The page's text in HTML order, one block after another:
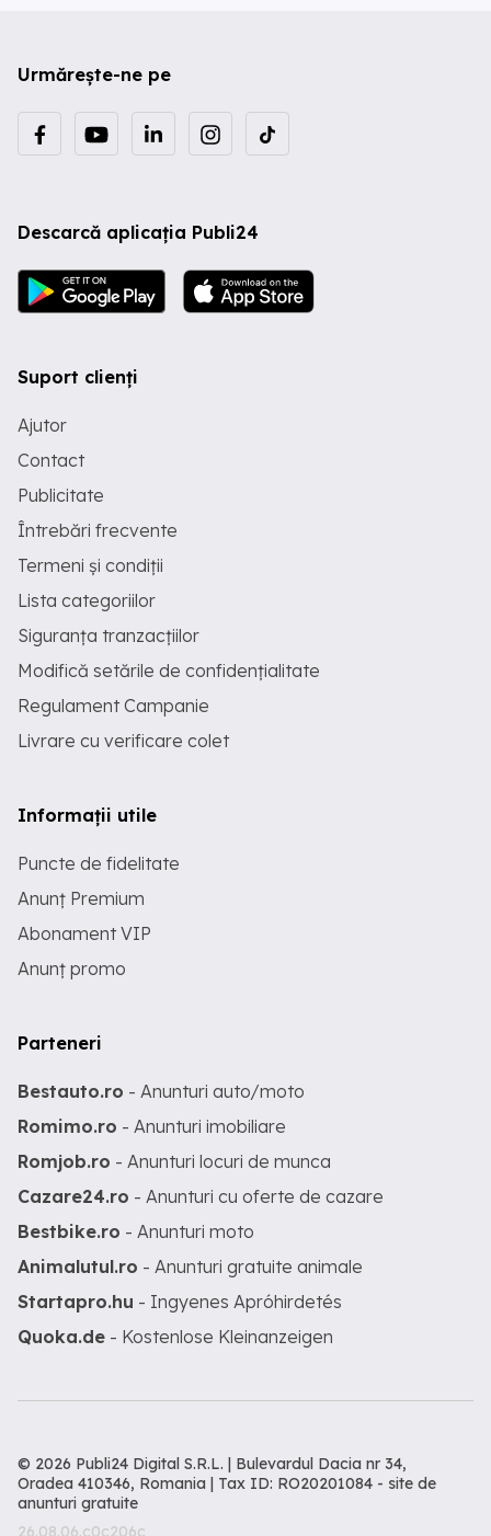
Urmărește-ne pe
Descarcă aplicația Publi24
Suport clienți
Ajutor
Contact
Publicitate
Întrebări frecvente
Termeni și condiții
Lista categoriilor
Siguranța tranzacțiilor
Modifică setările de confidențialitate
Regulament Campanie
Livrare cu verificare colet
Informații utile
Puncte de fidelitate
Anunț Premium
Abonament VIP
Anunț promo
Parteneri
Bestauto.ro - Anunturi auto/moto
Romimo.ro - Anunturi imobiliare
Romjob.ro - Anunturi locuri de munca
Cazare24.ro - Anunturi cu oferte de cazare
Bestbike.ro - Anunturi moto
Animalutul.ro - Anunturi gratuite animale
Startapro.hu - Ingyenes Apróhirdetés
Quoka.de - Kostenlose Kleinanzeigen
© 2026 Publi24 Digital S.R.L. | Bulevardul Dacia nr 34,
Oradea 410346, Romania | Tax ID: RO20201084 - site de
anunturi gratuite
26.08.06.c0c206c